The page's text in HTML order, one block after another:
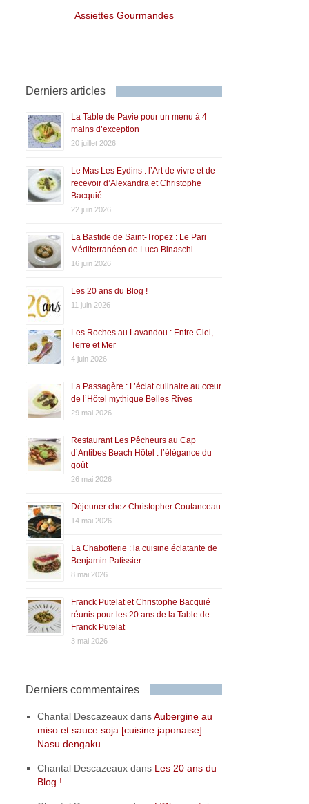
Assiettes Gourmandes
Derniers articles
La Table de Pavie pour un menu à 4
mains d’exception
20 juillet 2026
Le Mas Les Eydins : l’Art de vivre et de
recevoir d’Alexandra et Christophe
Bacquié
22 juin 2026
La Bastide de Saint-Tropez : Le Pari
Méditerranéen de Luca Binaschi
16 juin 2026
Les 20 ans du Blog !
11 juin 2026
Les Roches au Lavandou : Entre Ciel,
Terre et Mer
4 juin 2026
La Passagère : L’éclat culinaire au cœur
de l’Hôtel mythique Belles Rives
29 mai 2026
Restaurant Les Pêcheurs au Cap
d’Antibes Beach Hôtel : l’élégance du
goût
26 mai 2026
Déjeuner chez Christopher Coutanceau
14 mai 2026
La Chabotterie : la cuisine éclatante de
Benjamin Patissier
8 mai 2026
Franck Putelat et Christophe Bacquié
réunis pour les 20 ans de la Table de
Franck Putelat
3 mai 2026
Derniers commentaires
Chantal Descazeaux dansAubergine au
miso et sauce soja [cuisine japonaise] –
Nasu dengaku
Chantal Descazeaux dans Les 20 ans du
Blog !